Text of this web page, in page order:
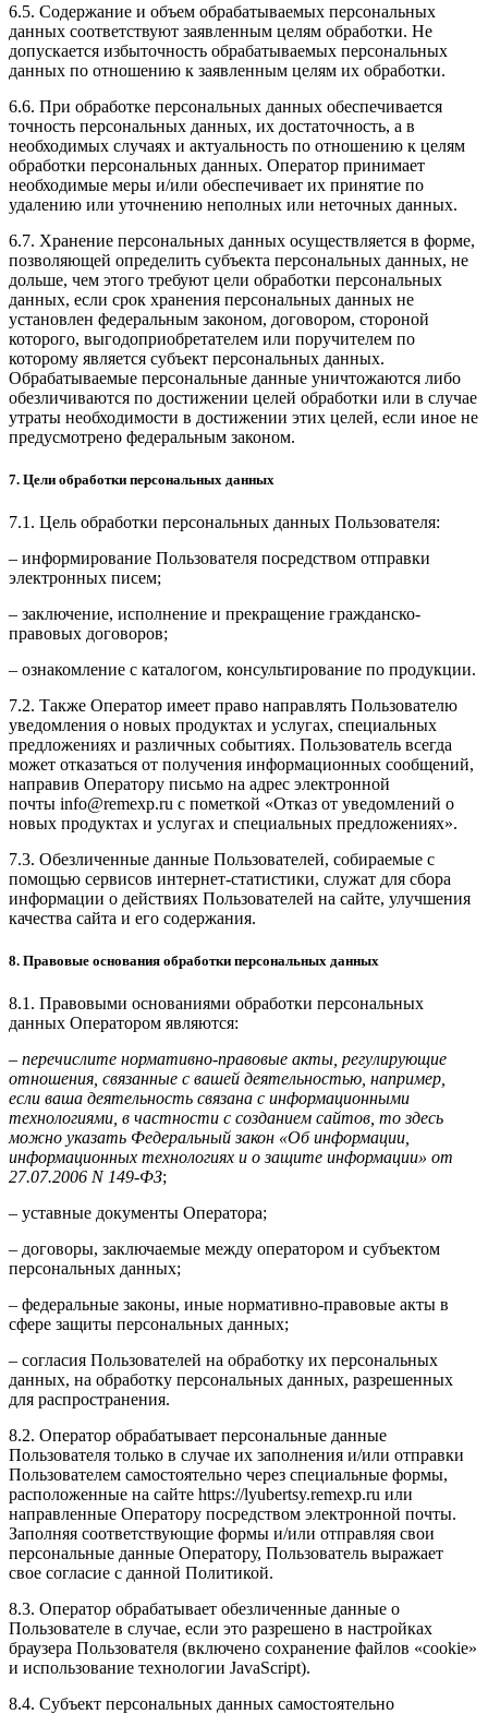
6.5. Содержание и объем обрабатываемых персональных
данных соответствуют заявленным целям обработки. Не
допускается избыточность обрабатываемых персональных
данных по отношению к заявленным целям их обработки.
6.6. При обработке персональных данных обеспечивается
точность персональных данных, их достаточность, а в
необходимых случаях и актуальность по отношению к целям
обработки персональных данных. Оператор принимает
необходимые меры и/или обеспечивает их принятие по
удалению или уточнению неполных или неточных данных.
6.7. Хранение персональных данных осуществляется в форме,
позволяющей определить субъекта персональных данных, не
дольше, чем этого требуют цели обработки персональных
данных, если срок хранения персональных данных не
установлен федеральным законом, договором, стороной
которого, выгодоприобретателем или поручителем по
которому является субъект персональных данных.
Обрабатываемые персональные данные уничтожаются либо
обезличиваются по достижении целей обработки или в случае
утраты необходимости в достижении этих целей, если иное не
предусмотрено федеральным законом.
7. Цели обработки персональных данных
7.1. Цель обработки персональных данных Пользователя:
– информирование Пользователя посредством отправки
электронных писем;
– заключение, исполнение и прекращение гражданско-
правовых договоров;
– ознакомление с каталогом, консультирование по продукции.
7.2. Также Оператор имеет право направлять Пользователю
уведомления о новых продуктах и услугах, специальных
предложениях и различных событиях. Пользователь всегда
может отказаться от получения информационных сообщений,
направив Оператору письмо на адрес электронной
почты info@remexp.ru с пометкой «Отказ от уведомлений о
новых продуктах и услугах и специальных предложениях».
7.3. Обезличенные данные Пользователей, собираемые с
помощью сервисов интернет-статистики, служат для сбора
информации о действиях Пользователей на сайте, улучшения
качества сайта и его содержания.
8. Правовые основания обработки персональных данных
8.1. Правовыми основаниями обработки персональных
данных Оператором являются:
– перечислите нормативно-правовые акты, регулирующие
отношения, связанные с вашей деятельностью, например,
если ваша деятельность связана с информационными
технологиями, в частности с созданием сайтов, то здесь
можно указать Федеральный закон «Об информации,
информационных технологиях и о защите информации» от
27.07.2006 N 149-ФЗ;
– уставные документы Оператора;
– договоры, заключаемые между оператором и субъектом
персональных данных;
– федеральные законы, иные нормативно-правовые акты в
сфере защиты персональных данных;
– согласия Пользователей на обработку их персональных
данных, на обработку персональных данных, разрешенных
для распространения.
8.2. Оператор обрабатывает персональные данные
Пользователя только в случае их заполнения и/или отправки
Пользователем самостоятельно через специальные формы,
расположенные на сайте https://lyubertsy.remexp.ru или
направленные Оператору посредством электронной почты.
Заполняя соответствующие формы и/или отправляя свои
персональные данные Оператору, Пользователь выражает
свое согласие с данной Политикой.
8.3. Оператор обрабатывает обезличенные данные о
Пользователе в случае, если это разрешено в настройках
браузера Пользователя (включено сохранение файлов «cookie»
и использование технологии JavaScript).
8.4. Субъект персональных данных самостоятельно